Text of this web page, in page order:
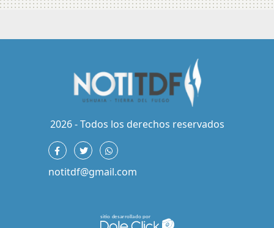
2026 - Todos los derechos reservados
notitdf@gmail.com